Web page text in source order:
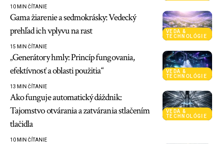
10 MIN ČÍTANIE
VEDA &
TECHNOLÓGIE
Gama žiarenie a sedmokrásky: Vedecký
prehľad ich vplyvu na rast
15 MIN ČÍTANIE
VEDA &
TECHNOLÓGIE
„Generátory hmly: Princíp fungovania,
efektívnosť a oblasti použitia“
13 MIN ČÍTANIE
VEDA &
TECHNOLÓGIE
Ako funguje automatický dáždnik:
Tajomstvo otvárania a zatvárania stlačením
tlačidla
10 MIN ČÍTANIE